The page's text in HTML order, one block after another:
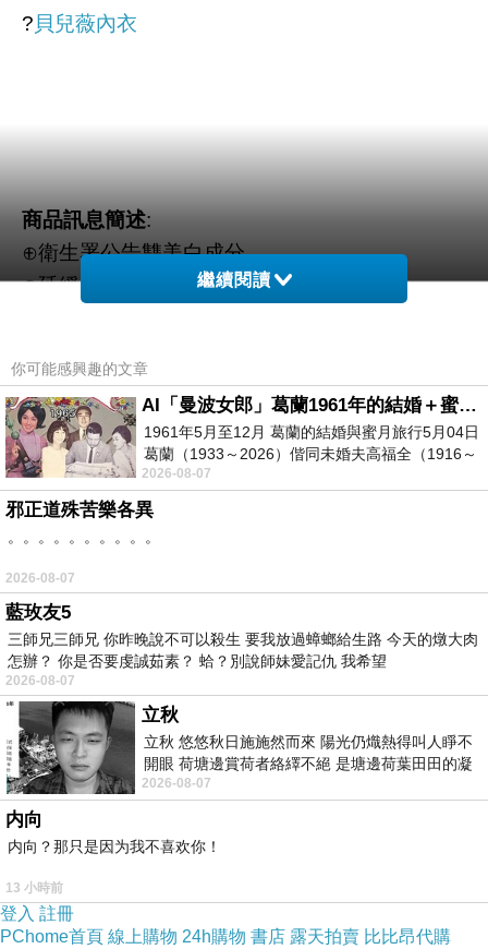
?貝兒薇內衣
商品訊息簡述:
⊕衛生署公告雙美白成分
⊕延緩肌膚老化、深層保濕鎖水
(任選)韓國茵蔻imco3D美甲貼-流行佩斯利-0235
Sesedior奢華白皙緊緻珍珠膏5瓶
Bogo全效美肌《4合1潔顏洗澡機》
CLINIQUE 倩碧 超水感新一代 水磁場保濕凝膠
(15ml-無盒裝) 8入組
Dior 迪奧 情繫永恆 淡香水 100ml
繼續閱讀
你可能感興趣的文章
AI「曼波女郎」葛蘭1961年的結婚＋蜜月旅行 #戀上老電影 #葛蘭 #粟子
1961年5月至12月 葛蘭的結婚與蜜月旅行5月04日
葛蘭（1933～2026）偕同未婚夫高福全（1916～
2004）乘郵輪赴倫敦6月15日於英國倫敦St.S
2026-08-07
邪正道殊苦樂各異
。。。。。。。。。。
2026-08-07
藍玫友5
三師兄三師兄 你昨晚說不可以殺生 要我放過蟑螂給生路 今天的燉大肉
怎辦？ 你是否要虔誠茹素？ 蛤？別說師妹愛記仇 我希望
2026-08-07
立秋
立秋 悠悠秋日施施然而來 陽光仍熾熱得叫人睜不
開眼 荷塘邊賞荷者絡繹不絕 是塘邊荷葉田田的凝
望 風中飄逸的是映日荷花別樣紅
2026-08-07
内向
内向？那只是因为我不喜欢你！
13 小時前
登入 註冊
PChome首頁 線上購物 24h購物 書店 露天拍賣 比比昂代購